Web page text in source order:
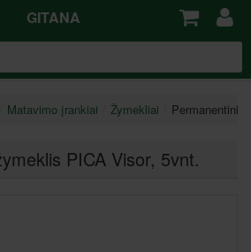
GITANA
Matavimo įrankiai Žymekliai
PICA Visor, 5vnt.